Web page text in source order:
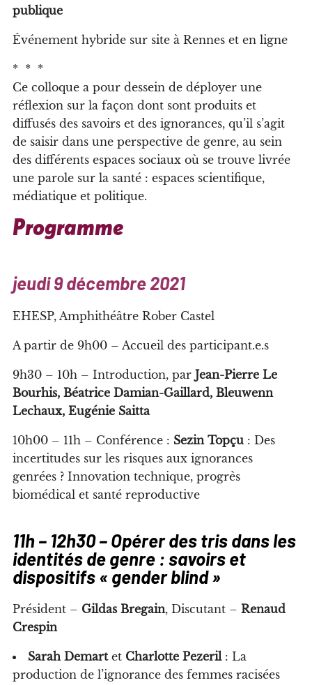
publique
Événement hybride sur site à Rennes et en ligne
* * *
Ce colloque a pour dessein de déployer une
réflexion sur la façon dont sont produits et
diffusés des savoirs et des ignorances, qu’il s’agit
de saisir dans une perspective de genre, au sein
des différents espaces sociaux où se trouve livrée
une parole sur la santé : espaces scientifique,
médiatique et politique.
Programme
jeudi 9 décembre 2021
EHESP, Amphithéâtre Rober Castel
A partir de 9h00 – Accueil des participant.e.s
9h30 – 10h – Introduction, par Jean-Pierre Le
Bourhis, Béatrice Damian-Gaillard, Bleuwenn
Lechaux, Eugénie Saitta
10h00 – 11h – Conférence : Sezin Topçu : Des
incertitudes sur les risques aux ignorances
genrées ? Innovation technique, progrès
biomédical et santé reproductive
11h – 12h30 – Opérer des tris dans les
identités de genre : savoirs et
dispositifs « gender blind »
Président – Gildas Bregain, Discutant – Renaud
Crespin
Sarah Demart et Charlotte Pezeril: La
production de l’ignorance des femmes racisées